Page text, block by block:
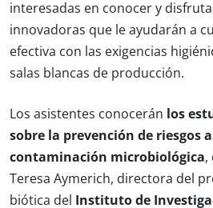
interesadas en conocer y
innovadoras que le ayudarán a
efectiva con las exigencias
salas blancas de producción.
Los asistentes conocerán los
sobre la prevención de riesgos
contaminación microbiológica,
Teresa Aymerich, directora del
biótica del
Instituto de